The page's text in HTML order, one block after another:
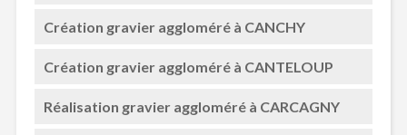
Création gravier aggloméré à CANCHY
Création gravier aggloméré à CANTELOUP
Réalisation gravier aggloméré à CARCAGNY